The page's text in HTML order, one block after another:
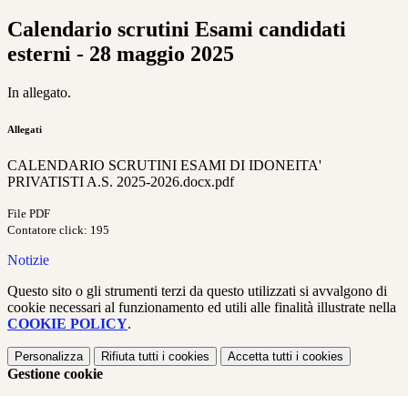
Calendario scrutini Esami candidati
esterni - 28 maggio 2025
In allegato.
Allegati
CALENDARIO SCRUTINI ESAMI DI IDONEITA'
PRIVATISTI A.S. 2025-2026.docx.pdf
File PDF
Contatore click: 195
Notizie
Questo sito o gli strumenti terzi da questo utilizzati si avvalgono di
cookie necessari al funzionamento ed utili alle finalità illustrate nella
COOKIE POLICY.
Personalizza Rifiuta tutti i cookies Accetta tutti i cookies
Gestione cookie